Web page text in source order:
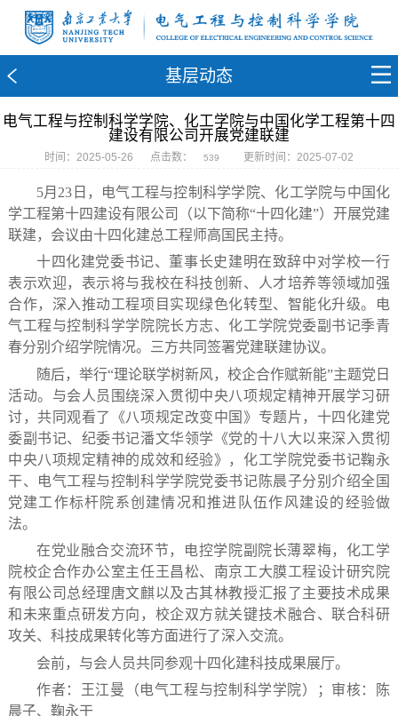
基层动态
电气工程与控制科学学院、化工学院与中国化学工程第十四
建设有限公司开展党建联建
时间：2025-05-26 点击数： 539 更新时间：2025-07-02
5月23日，电气工程与控制科学学院、化工学院与中国化
学工程第十四建设有限公司（以下简称“十四化建”）开展党建
联建，会议由十四化建总工程师高国民主持。
十四化建党委书记、董事长史建明在致辞中对学校一行
表示欢迎，表示将与我校在科技创新、人才培养等领域加强
合作，深入推动工程项目实现绿色化转型、智能化升级。电
气工程与控制科学学院院长方志、化工学院党委副书记季青
春分别介绍学院情况。三方共同签署党建联建协议。
随后，举行“理论联学树新风，校企合作赋新能”主题党日
活动。与会人员围绕深入贯彻中央八项规定精神开展学习研
讨，共同观看了《八项规定改变中国》专题片，十四化建党
委副书记、纪委书记潘文华领学《党的十八大以来深入贯彻
中央八项规定精神的成效和经验》，化工学院党委书记鞠永
干、电气工程与控制科学学院党委书记陈晨子分别介绍全国
党建工作标杆院系创建情况和推进队伍作风建设的经验做
法。
在党业融合交流环节，电控学院副院长薄翠梅，化工学
院校企合作办公室主任王昌松、南京工大膜工程设计研究院
有限公司总经理唐文麒以及古其林教授汇报了主要技术成果
和未来重点研发方向，校企双方就关键技术融合、联合科研
攻关、科技成果转化等方面进行了深入交流。
会前，与会人员共同参观十四化建科技成果展厅。
作者：王江曼（电气工程与控制科学学院）；审核：陈
晨子、鞠永干